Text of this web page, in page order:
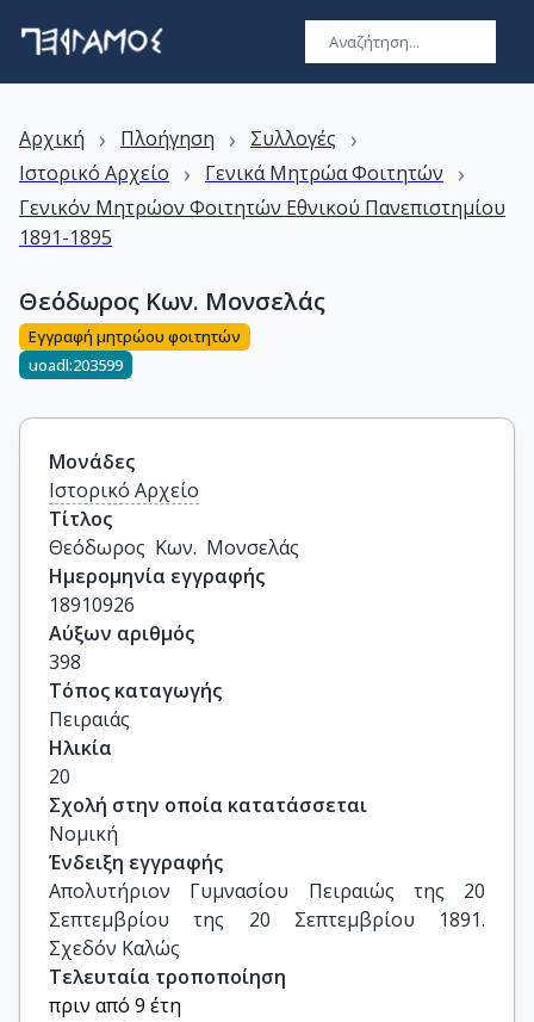
Αρχική › Πλοήγηση › Συλλογές ›
Ιστορικό Αρχείο › Γενικά Μητρώα Φοιτητών ›
Γενικόν Μητρώον Φοιτητών Εθνικού Πανεπιστημίου
1891-1895
Θεόδωρος Κων. Μονσελάς
Εγγραφή μητρώου φοιτητών
uoadl:203599
Μονάδες
Ιστορικό Αρχείο
Τίτλος
Θεόδωρος  Κων.  Μονσελάς
Ημερομηνία εγγραφής
18910926
Αύξων αριθμός
398
Τόπος καταγωγής
Πειραιάς
Ηλικία
20
Σχολή στην οποία κατατάσσεται
Νομική
Ένδειξη εγγραφής
Απολυτήριον Γυμνασίου Πειραιώς της 20
Σεπτεμβρίου της 20 Σεπτεμβρίου 1891.
Σχεδόν Καλώς
Τελευταία τροποποίηση
πριν από 9 έτη